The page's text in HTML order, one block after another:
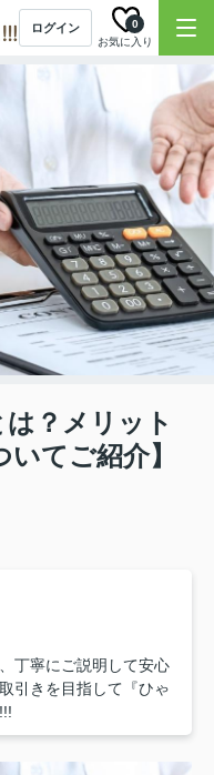
ログイン
お気に入り
0
は？メリット
てご紹介】
丁寧にご説明して安心
引きを目指して『ひゃ